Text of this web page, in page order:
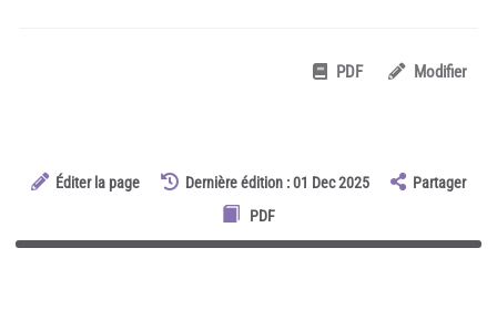
PDF Modifier
Éditer la page Dernière édition : 01 Dec 2025
Partager
PDF